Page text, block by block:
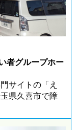
者グループホー
サイトの「え
県久喜市で障